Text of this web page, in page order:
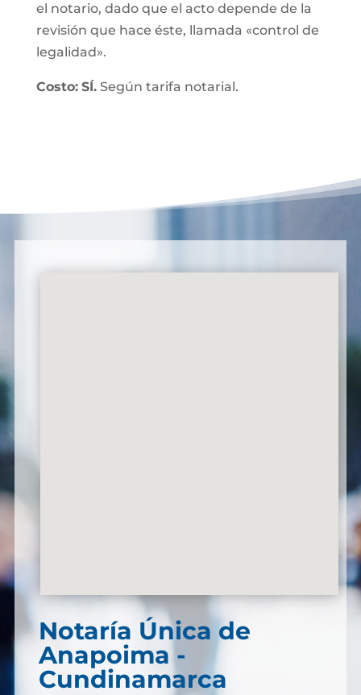
el notario, dado que el acto depende de la
revisión que hace éste, llamada «control de
legalidad».
Costo: SÍ.Según tarifa notarial.
Notaría Única de
Anapoima -
Cundinamarca